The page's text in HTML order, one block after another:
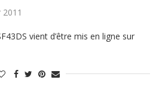
vient d’être mis en ligne sur